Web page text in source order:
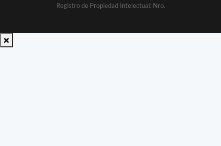
Registro de Propiedad Intelectual: Nro.